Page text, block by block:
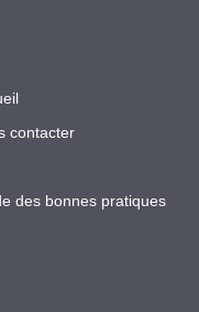
contacter
des bonnes pratiques